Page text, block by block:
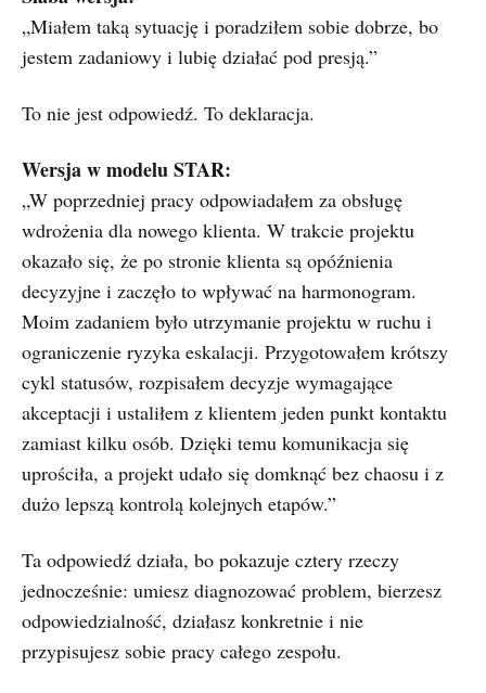
„Miałem taką sytuację i poradziłem sobie dobrze, bo
jestem zadaniowy i lubię działać pod presją.”
To nie jest odpowiedź. To deklaracja.
Wersja w modelu STAR:
„W poprzedniej pracy odpowiadałem za obsługę
wdrożenia dla nowego klienta. W trakcie projektu
okazało się, że po stronie klienta są opóźnienia
decyzyjne i zaczęło to wpływać na harmonogram.
Moim zadaniem było utrzymanie projektu w ruchu i
ograniczenie ryzyka eskalacji. Przygotowałem krótszy
cykl statusów, rozpisałem decyzje wymagające
akceptacji i ustaliłem z klientem jeden punkt kontaktu
zamiast kilku osób. Dzięki temu komunikacja się
uprościła, a projekt udało się domknąć bez chaosu i z
dużo lepszą kontrolą kolejnych etapów.”
Ta odpowiedź działa, bo pokazuje cztery rzeczy
jednocześnie: umiesz diagnozować problem, bierzesz
odpowiedzialność, działasz konkretnie i nie
przypisujesz sobie pracy całego zespołu.